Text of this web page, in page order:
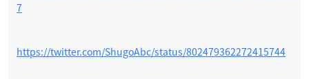
7
https://twitter.com/ShugoAbc/status/802479362272415744